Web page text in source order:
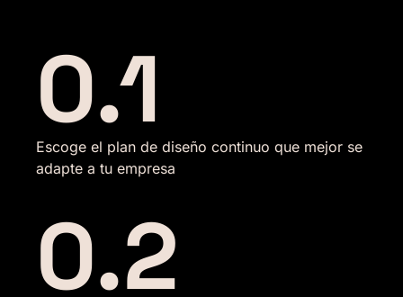
0.1
Escoge el plan de diseño continuo que mejor se
adapte a tu empresa
0.2